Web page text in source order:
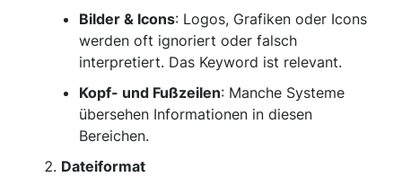
Bilder & Icons: Logos, Grafiken oder Icons
werden oft ignoriert oder falsch
interpretiert. Das Keyword ist relevant.
Kopf- und Fußzeilen: Manche Systeme
übersehen Informationen in diesen
Bereichen.
Dateiformat